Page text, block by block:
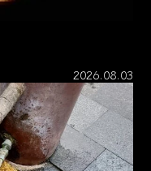
2026.08.03